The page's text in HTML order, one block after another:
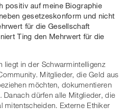
positiv auf meine Biographie
gesetzeskonform und nicht
für die Gesellschaft
Ting den Mehrwert für die
liegt in der Schwarmintelligenz
Mitglieder, die Geld aus
möchten, dokumentieren
Danach dürfen alle Mitglieder, die
mitentscheiden. Externe Ethiker